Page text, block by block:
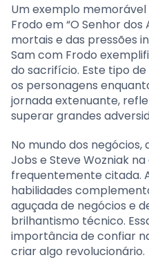
Um exemplo
Frodo em “O Senhor dos
mortais e das pressões
Sam com Frodo
do sacrifício. Este tipo
os personagens
jornada extenuante,
superar grandes
No mundo dos
Jobs e Steve Wozniak
frequentemente citada.
habilidades
aguçada de negócios e
brilhantismo técnico.
importância de confiar
criar algo revolucionário.